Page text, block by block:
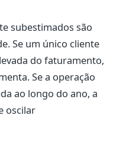
subestimados são
Se um único cliente
do faturamento,
Se a operação
ao longo do ano, a
oscilar